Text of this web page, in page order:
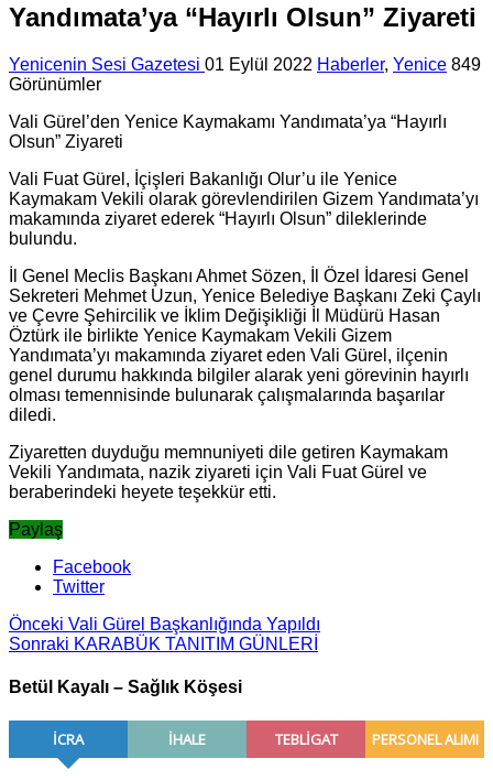
Yandımata’ya “Hayırlı Olsun” Ziyareti
Yenicenin Sesi Gazetesi 01 Eylül 2022 Haberler, Yenice 849
Görünümler
Vali Gürel’den Yenice Kaymakamı Yandımata’ya “Hayırlı
Olsun” Ziyareti
Vali Fuat Gürel, İçişleri Bakanlığı Olur’u ile Yenice
Kaymakam Vekili olarak görevlendirilen Gizem Yandımata’yı
makamında ziyaret ederek “Hayırlı Olsun” dileklerinde
bulundu.
İl Genel Meclis Başkanı Ahmet Sözen, İl Özel İdaresi Genel
Sekreteri Mehmet Uzun, Yenice Belediye Başkanı Zeki Çaylı
ve Çevre Şehircilik ve İklim Değişikliği İl Müdürü Hasan
Öztürk ile birlikte Yenice Kaymakam Vekili Gizem
Yandımata’yı makamında ziyaret eden Vali Gürel, ilçenin
genel durumu hakkında bilgiler alarak yeni görevinin hayırlı
olması temennisinde bulunarak çalışmalarında başarılar
diledi.
Ziyaretten duyduğu memnuniyeti dile getiren Kaymakam
Vekili Yandımata, nazik ziyareti için Vali Fuat Gürel ve
beraberindeki heyete teşekkür etti.
Paylaş
Facebook
Twitter
Önceki Vali Gürel Başkanlığında Yapıldı
Sonraki KARABÜK TANITIM GÜNLERİ
Betül Kayalı – Sağlık Köşesi